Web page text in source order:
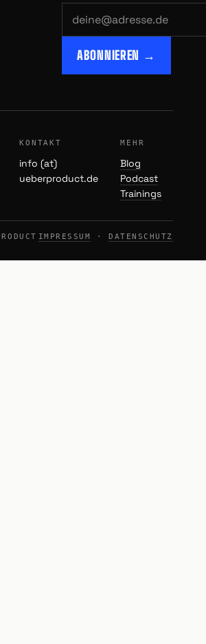
ABONNIEREN →
KONTAKT
info (at)
ueberproduct.de
MEHR
Blog
Podcast
Trainings
IMPRESSUM · DATENSCHUTZ